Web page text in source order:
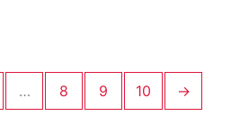
… 8 9 10 →